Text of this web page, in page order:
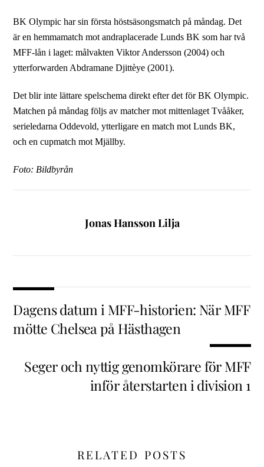
BK Olympic har sin första höstsäsongsmatch på måndag. Det
är en hemmamatch mot andraplacerade Lunds BK som har två
MFF-lån i laget: målvakten Viktor Andersson (2004) och
ytterforwarden Abdramane Djittèye (2001).
Det blir inte lättare spelschema direkt efter det för BK Olympic.
Matchen på måndag följs av matcher mot mittenlaget Tvååker,
serieledarna Oddevold, ytterligare en match mot Lunds BK,
och en cupmatch mot Mjällby.
Foto: Bildbyrån
Jonas Hansson Lilja
Dagens datum i MFF-historien: När MFF
mötte Chelsea på Hästhagen
Seger och nyttig genomkörare för MFF
inför återstarten i division 1
RELATED POSTS